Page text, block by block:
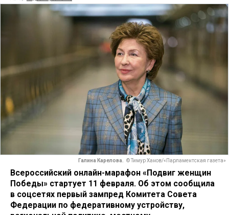
Галина Карелова. © Тимур Ханов/«Парламентская газета»
Всероссийский онлайн-марафон «Подвиг женщин
Победы» стартует 11 февраля. Об этом сообщила
в соцсетях первый зампред Комитета Совета
Федерации по федеративному устройству,